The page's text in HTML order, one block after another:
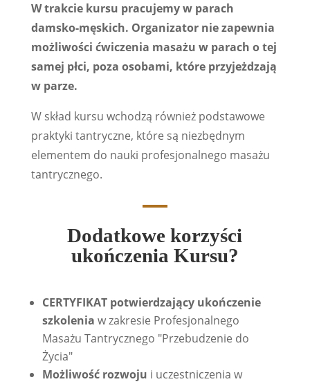
W trakcie kursu pracujemy w parach
damsko-męskich. Organizator nie zapewnia
możliwości ćwiczenia masażu w parach o tej
samej płci, poza osobami, które przyjeżdzają
w parze.
W skład kursu wchodzą również podstawowe
praktyki tantryczne, które są niezbędnym
elementem do nauki profesjonalnego masażu
tantrycznego.
Dodatkowe korzyści
ukończenia Kursu?
CERTYFIKAT potwierdzający ukończenie
szkolenia w zakresie Profesjonalnego
Masażu Tantrycznego "Przebudzenie do
Życia"
Możliwość rozwoju i uczestniczenia w